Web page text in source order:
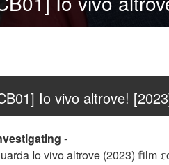
Io vivo altrove!
-
Io vivo altrove (2023) 𝕗ilm